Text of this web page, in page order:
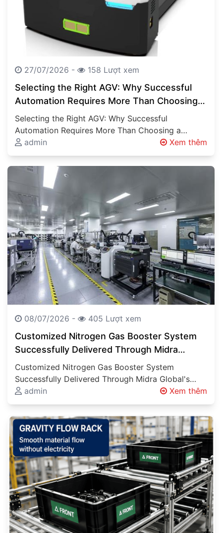
27/07/2026 - 158 Lượt xem
Selecting the Right AGV: Why Successful
Automation Requires More Than Choosing a
Vehicle
Selecting the Right AGV: Why Successful
Automation Requires More Than Choosing a
Vehicle Automated Guided Vehicles (AGVs),
Autonomous Mobile Robots…
admin Xem thêm
08/07/2026 - 405 Lượt xem
Customized Nitrogen Gas Booster System
Successfully Delivered Through Midra
Global’s Engineering Expertise Engineering
Solutions Beyond Product Supply
Customized Nitrogen Gas Booster System
Successfully Delivered Through Midra Global's
Engineering Expertise Engineering Solutions
Beyond Product Supply Industrial projects
involving…
admin Xem thêm